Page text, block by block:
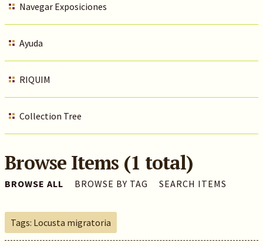
Navegar Exposiciones
Ayuda
RIQUIM
Collection Tree
Browse Items (1 total)
BROWSE ALL BROWSE BY TAG SEARCH ITEMS
Tags: Locusta migratoria